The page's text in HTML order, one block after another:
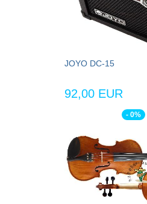
JOYO DC-15
92,00 EUR
- 0%